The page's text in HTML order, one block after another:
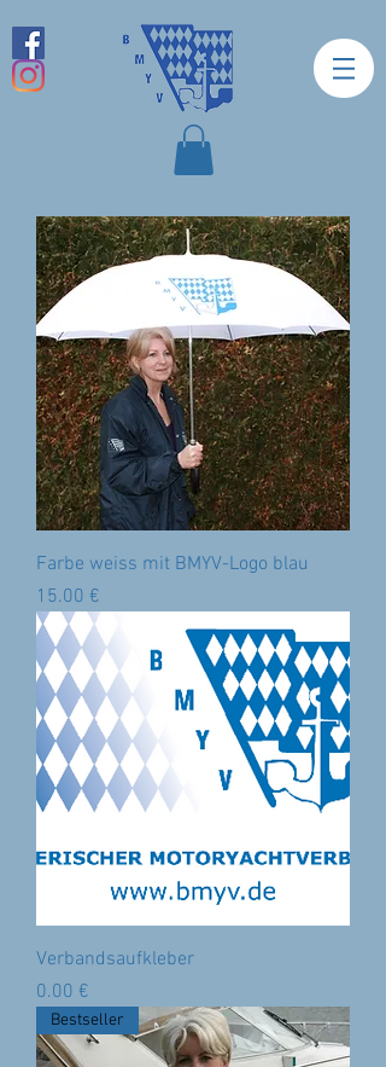
Farbe weiss mit BMYV-Logo blau
Preis ‏15.00 €
Verbandsaufkleber
Preis ‏0.00 €
Bestseller